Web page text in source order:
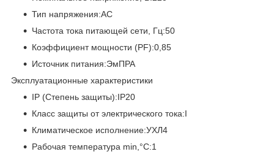
Тип напряжения:AC
Частота тока питающей сети, Гц:50
Коэффициент мощности (PF):0,85
Источник питания:ЭмПРА
Эксплуатационные характеристики
IP (Степень защиты):IP20
Класс защиты от электрического тока:I
Климатическое исполнение:УХЛ4
Рабочая температура min,°C:1